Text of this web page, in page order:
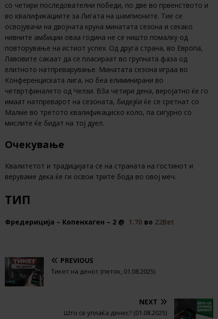
со четири последователни победи, по две во првенството и
во квалификациите за Лигата на шампионите. Тие се
освојувачи на двојната круна минатата сезона и секако
нивните амбиции оваа година не се ништо помалку од
повторување на истиот успех. Од друга страна, во Европа,
Лавовите сакаат да се пласираат во групната фаза од
елитното натпреварување. Минатата сезона играа во
Конференциската лига, но беа елиминирани во
четвртфиналето од Челзи. ВЗа четири дена, веројатно ќе го
имаат натпреварот на сезоната, бидејќи ќе се сретнат со
Малме во третото квалификациско коло, па сигурно со
мислите ќе бидат на тој дуел.
Очекување
Квалитетот и традицијата се на страната на гостинот и
веруваме дека ќе ги освои трите бода во овој меч.
ТИП
Фредериција – Копенхаген – 2 @ 1.70 во 22Bet
PREVIOUS
Тикет на денот (петок, 01.08.2025)
NEXT
Што се уплаќа денес? (01.08.2025)